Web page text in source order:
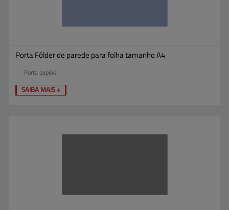
Porta Fôlder de parede para folha tamanho A4
Porta papéis
SAIBA MAIS +